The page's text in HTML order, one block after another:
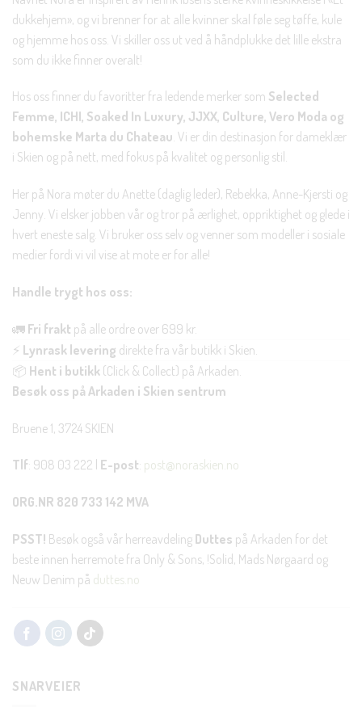
dukkehjem», og vi brenner for at alle kvinner skal føle seg tøffe, kule
og hjemme hos oss. Vi skiller oss ut ved å håndplukke det lille ekstra
som du ikke finner overalt!
Hos oss finner du favoritter fra ledende merker som Selected
Femme, ICHI, Soaked In Luxury, JJXX, Culture, Vero Moda og
bohemske Marta du Chateau. Vi er din destinasjon for dameklær
i Skien og på nett, med fokus på kvalitet og personlig stil.
Her på Nora møter du Anette (daglig leder), Rebekka, Anne-Kjersti og
Jenny. Vi elsker jobben vår og tror på ærlighet, oppriktighet og glede i
hvert eneste salg. Vi bruker oss selv og venner som modeller i sosiale
medier fordi vi vil vise at mote er for alle!
Handle trygt hos oss:
🚛 Fri frakt på alle ordre over 699 kr.
⚡ Lynrask levering direkte fra vår butikk i Skien.
📦 Hent i butikk (Click & Collect) på Arkaden.
Besøk oss på Arkaden i Skien sentrum
Bruene 1, 3724 SKIEN
Tlf: 908 03 222 | E-post: post@noraskien.no
ORG.NR 820 733 142 MVA
PSST! Besøk også vår herreavdeling Duttes på Arkaden for det
beste innen herremote fra Only & Sons, !Solid, Mads Nørgaard og
Neuw Denim på duttes.no
SNARVEIER